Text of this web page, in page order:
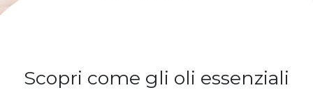
Scopri come gli oli essenziali